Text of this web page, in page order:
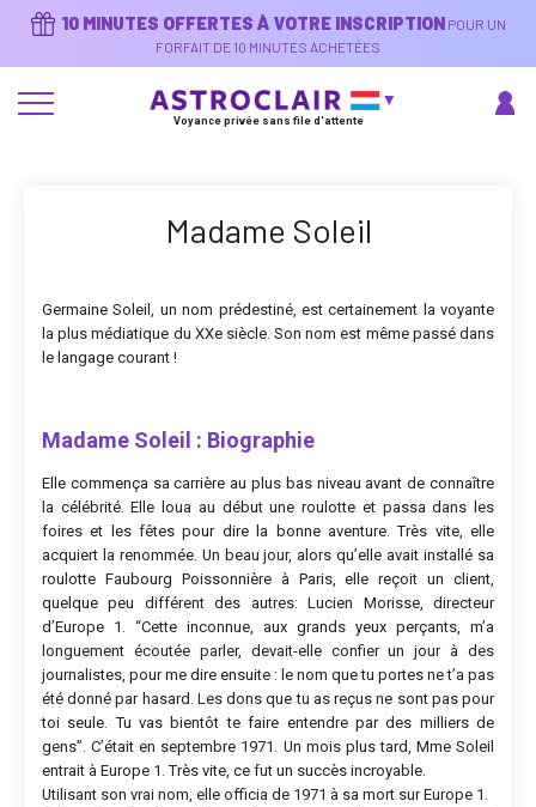
10 MINUTES OFFERTES À VOTRE INSCRIPTION POUR UN
FORFAIT DE 10 MINUTES ACHETÉES
Voyance privée sans file d'attente
Madame Soleil
Germaine Soleil, un nom prédestiné, est certainement la voyante
la plus médiatique du XXe siècle. Son nom est même passé dans
le langage courant !
Madame Soleil : Biographie
Elle commença sa carrière au plus bas niveau avant de connaître
la célébrité. Elle loua au début une roulotte et passa dans les
foires et les fêtes pour dire la bonne aventure. Très vite, elle
acquiert la renommée. Un beau jour, alors qu’elle avait installé sa
roulotte Faubourg Poissonnière à Paris, elle reçoit un client,
quelque peu différent des autres: Lucien Morisse, directeur
d’Europe 1. “Cette inconnue, aux grands yeux perçants, m’a
longuement écoutée parler, devait-elle confier un jour à des
journalistes, pour me dire ensuite : le nom que tu portes ne t’a pas
été donné par hasard. Les dons que tu as reçus ne sont pas pour
toi seule. Tu vas bientôt te faire entendre par des milliers de
gens”. C’était en septembre 1971. Un mois plus tard, Mme Soleil
entrait à Europe 1. Très vite, ce fut un succès incroyable.
Utilisant son vrai nom, elle officia de 1971 à sa mort sur Europe 1.